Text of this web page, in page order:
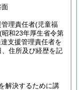
面
理責任者(児童福
(昭和23年厚生省令第
支援管理責任者を
住所及び経歴を記
解決するために講